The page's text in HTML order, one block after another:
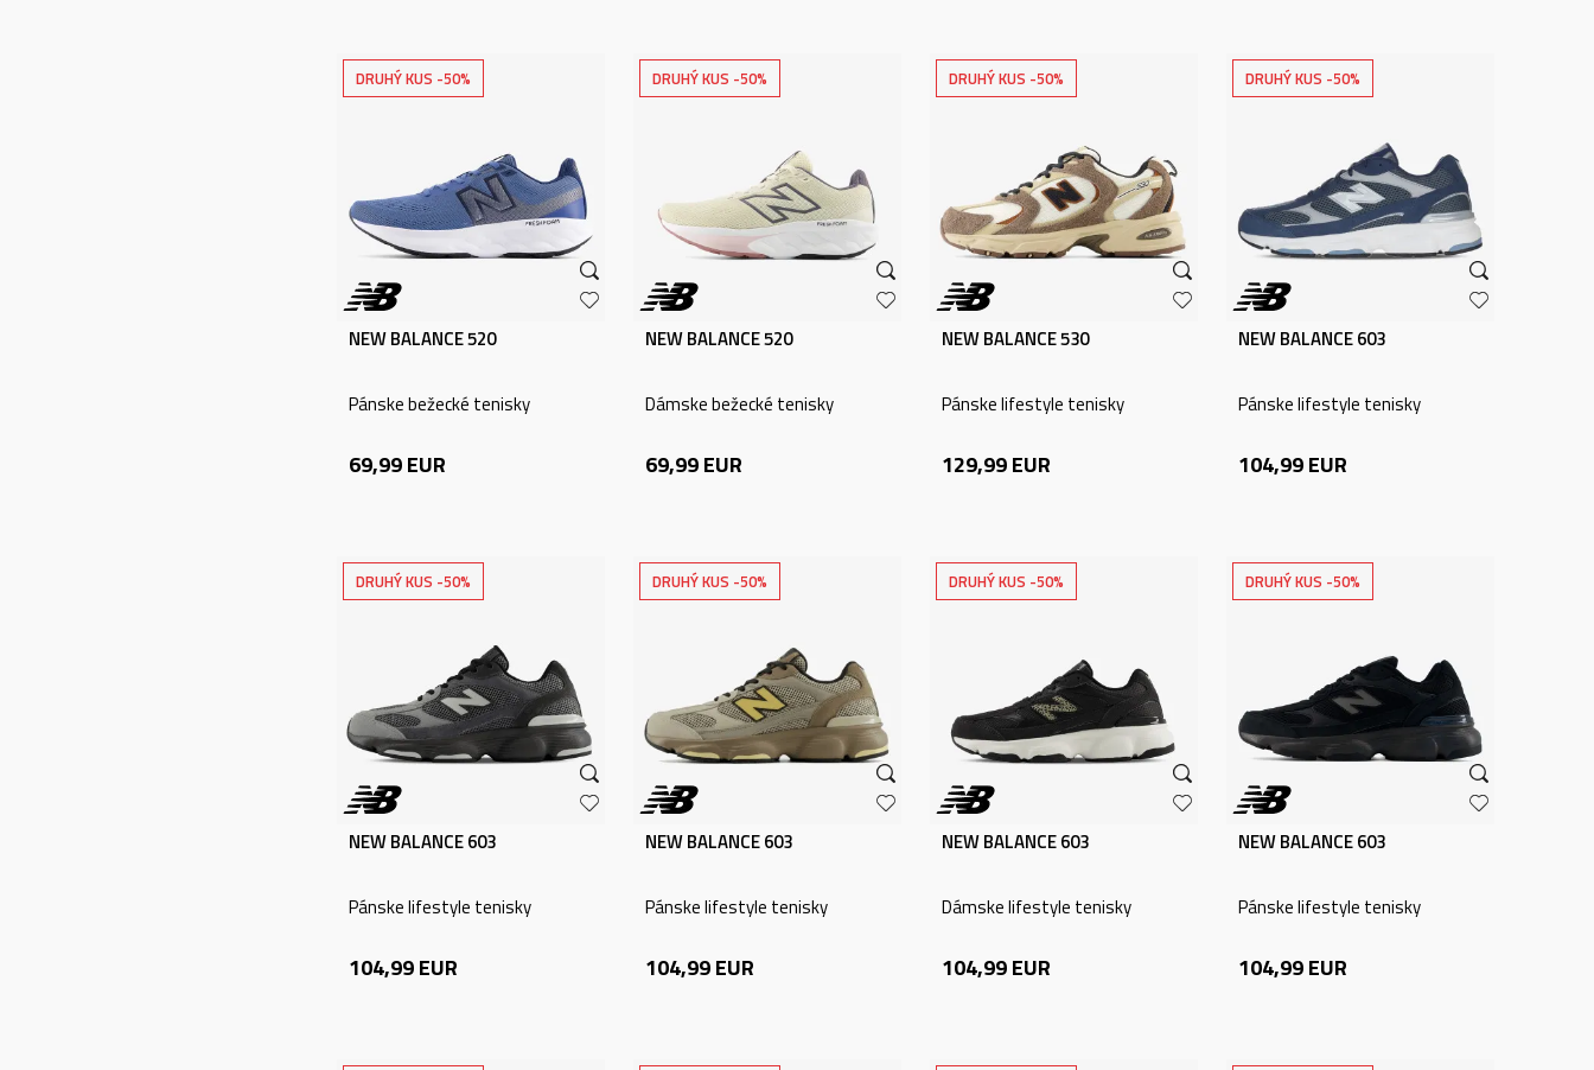
DRUHÝ KUS -50%
NEW BALANCE 520
Pánske bežecké tenisky
69,99EUR
DRUHÝ KUS -50%
NEW BALANCE 520
Dámske bežecké tenisky
69,99EUR
DRUHÝ KUS -50%
NEW BALANCE 530
Pánske lifestyle tenisky
129,99EUR
DRUHÝ KUS -50%
NEW BALANCE 603
Pánske lifestyle tenisky
104,99EUR
DRUHÝ KUS -50%
NEW BALANCE 603
Pánske lifestyle tenisky
104,99EUR
DRUHÝ KUS -50%
NEW BALANCE 603
Pánske lifestyle tenisky
104,99EUR
DRUHÝ KUS -50%
NEW BALANCE 603
Dámske lifestyle tenisky
104,99EUR
DRUHÝ KUS -50%
NEW BALANCE 603
Pánske lifestyle tenisky
104,99EUR